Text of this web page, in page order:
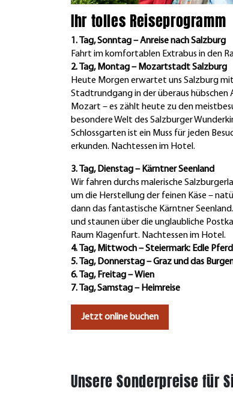
Ihr tolles Reiseprogramm
1. Tag, Sonntag – Anreise nach Salzburg
Fahrt im komfortablen Extrabus in den
2. Tag, Montag – Mozartstadt Salzburg
Heute Morgen erwartet uns Salzburg
Stadtrundgang in der überaus
Mozart – es zählt heute zu den
besondere Welt des Salzburger
Schlossgarten ist ein Muss für jeden
erkunden. Nachtessen im Hotel.
3. Tag, Dienstag – Kärntner Seenland
Wir fahren durchs malerische
um die Herstellung der feinen Käse –
dann das fantastische Kärntner
und staunen über die unglaubliche
Raum Klagenfurt. Nachtessen im Hotel.
4. Tag, Mittwoch – Steiermark: Edle
5. Tag, Donnerstag – Graz und das
6. Tag, Freitag – Wien
7. Tag, Samstag – Heimreise
Jetzt online buchen
Unsere Sonderpreise für